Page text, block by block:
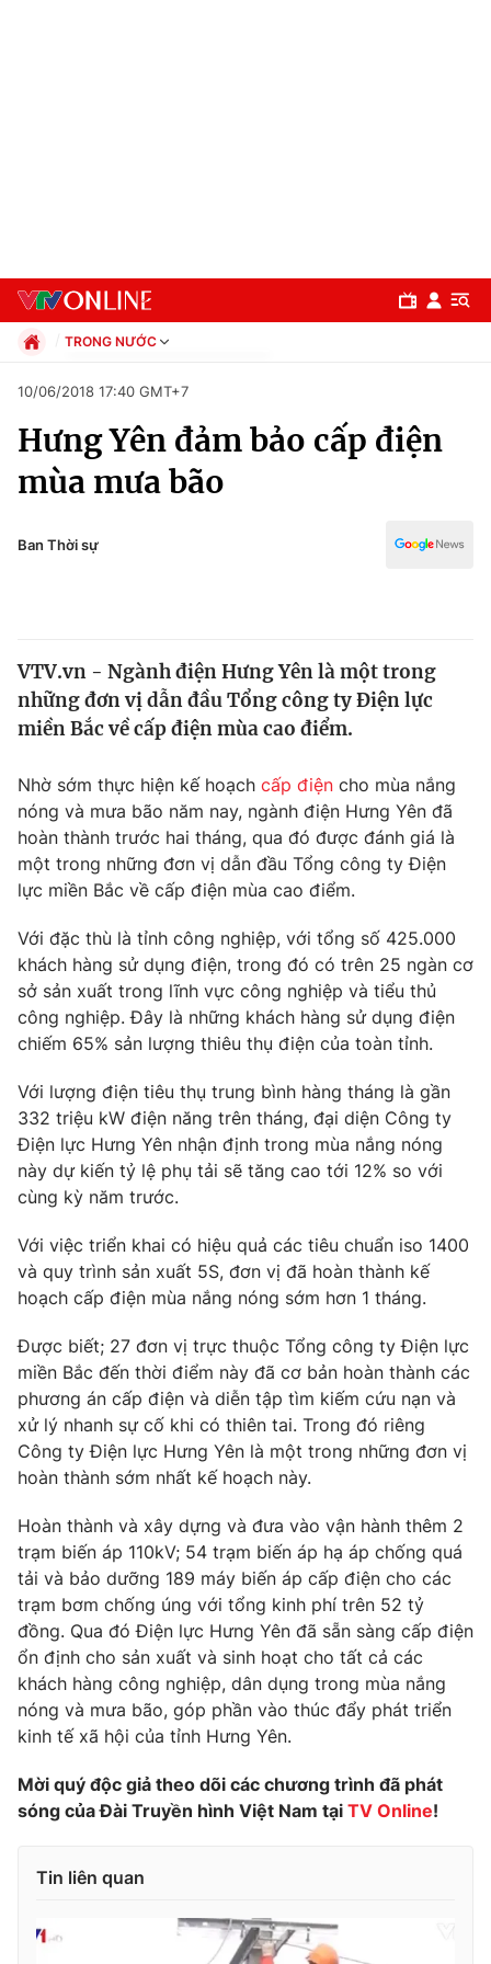
Chuyên mục
Chính trị
Y tế
Tin tức
Thế giới đó đây
Câu chuyện quốc tế
Kinh tế
Tài chính
Thị trường
Góc doanh nghiệp
Dữ liệu và đời sống
Truyền hình
Phim VTV
Hậu trường
Khán giả
Giải sao mai
Giải trí
Điện ảnh
Âm nhạc
Sao
Du lịch
Làm đẹp
Chất lượng cuộc sống
Giáo dục
Tuyển sinh
Công nghệ
Hitech Công nghệ tương lai
Sản phẩm
Tư vấn
Giao lưu trực tuyến
Chuyên mục khác
Emagazine Podcast
Video Shorts video
VTV Money VTV Thể thao
VTV Sức khoẻ Bất động sản
VTV4 Vươn mình bằng AI
VTV9
English
TRONG NƯỚC
Xã hội
Pháp luật
Kinh tế
Thể thao
Văn hóa - Giải trí
Giáo dục
10/06/2018 17:40 GMT+7
Hưng Yên đảm bảo cấp điện
mùa mưa bão
Ban Thời sự
VTV.vn - Ngành điện Hưng Yên là một trong
những đơn vị dẫn đầu Tổng công ty Điện lực
miền Bắc về cấp điện mùa cao điểm.
Nhờ sớm thực hiện kế hoạch cấp điện cho mùa nắng
nóng và mưa bão năm nay, ngành điện Hưng Yên đã
hoàn thành trước hai tháng, qua đó được đánh giá là
một trong những đơn vị dẫn đầu Tổng công ty Điện
lực miền Bắc về cấp điện mùa cao điểm.
Với đặc thù là tỉnh công nghiệp, với tổng số 425.000
khách hàng sử dụng điện, trong đó có trên 25 ngàn cơ
sở sản xuất trong lĩnh vực công nghiệp và tiểu thủ
công nghiệp. Đây là những khách hàng sử dụng điện
chiếm 65% sản lượng thiêu thụ điện của toàn tỉnh.
Với lượng điện tiêu thụ trung bình hàng tháng là gần
332 triệu kW điện năng trên tháng, đại diện Công ty
Điện lực Hưng Yên nhận định trong mùa nắng nóng
này dự kiến tỷ lệ phụ tải sẽ tăng cao tới 12% so với
cùng kỳ năm trước.
Với việc triển khai có hiệu quả các tiêu chuẩn iso 1400
và quy trình sản xuất 5S, đơn vị đã hoàn thành kế
hoạch cấp điện mùa nắng nóng sớm hơn 1 tháng.
Được biết; 27 đơn vị trực thuộc Tổng công ty Điện lực
miền Bắc đến thời điểm này đã cơ bản hoàn thành các
phương án cấp điện và diễn tập tìm kiếm cứu nạn và
xử lý nhanh sự cố khi có thiên tai. Trong đó riêng
Công ty Điện lực Hưng Yên là một trong những đơn vị
hoàn thành sớm nhất kế hoạch này.
Hoàn thành và xây dựng và đưa vào vận hành thêm 2
trạm biến áp 110kV; 54 trạm biến áp hạ áp chống quá
tải và bảo dưỡng 189 máy biến áp cấp điện cho các
trạm bơm chống úng với tổng kinh phí trên 52 tỷ
đồng. Qua đó Điện lực Hưng Yên đã sẵn sàng cấp điện
ổn định cho sản xuất và sinh hoạt cho tất cả các
khách hàng công nghiệp, dân dụng trong mùa nắng
nóng và mưa bão, góp phần vào thúc đẩy phát triển
kinh tế xã hội của tỉnh Hưng Yên.
Mời quý độc giả theo dõi các chương trình đã phát
sóng của Đài Truyền hình Việt Nam tại TV Online!
Tin liên quan